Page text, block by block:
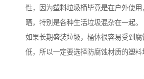
性，因为塑料垃圾桶毕竟是在户外使用
晒，特别是各种生活垃圾混杂在一起。
如果长期盛装垃圾，桶体很容易受到
低，所以一定要选择防腐蚀材质的塑料